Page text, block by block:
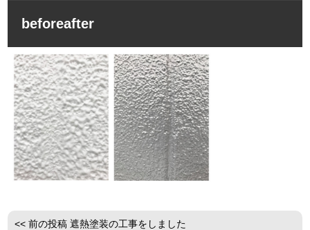
beforeafter
<< 前の投稿 遮熱塗装の工事をしました